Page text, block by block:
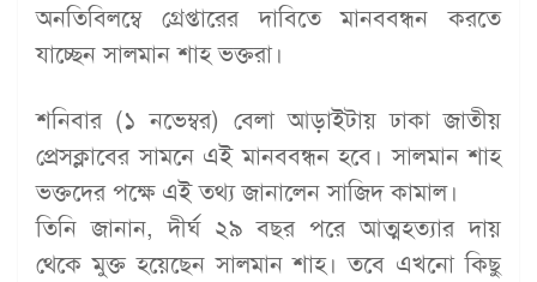
অনতিবিলম্বে গ্রেপ্তারের দাবিতে মানববন্ধন করতে
যাচ্ছেন সালমান শাহ ভক্তরা।
শনিবার (১ নভেম্বর) বেলা আড়াইটায় ঢাকা জাতীয়
প্রেসক্লাবের সামনে এই মানববন্ধন হবে। সালমান শাহ
ভক্তদের পক্ষে এই তথ্য জানালেন সাজিদ কামাল।
তিনি জানান, দীর্ঘ ২৯ বছর পরে আত্মহত্যার দায়
থেকে মুক্ত হয়েছেন সালমান শাহ। তবে এখনো কিছু